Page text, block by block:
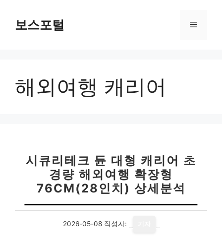
보스포털 메
해외여행 캐리어
시큐리테크 듄 대형 캐리어 초
경량 해외여행 확장형
76CM(28인치) 상세분석
2026-05-08 작성자: